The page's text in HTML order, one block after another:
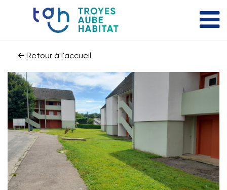
← Retour à l'accueil